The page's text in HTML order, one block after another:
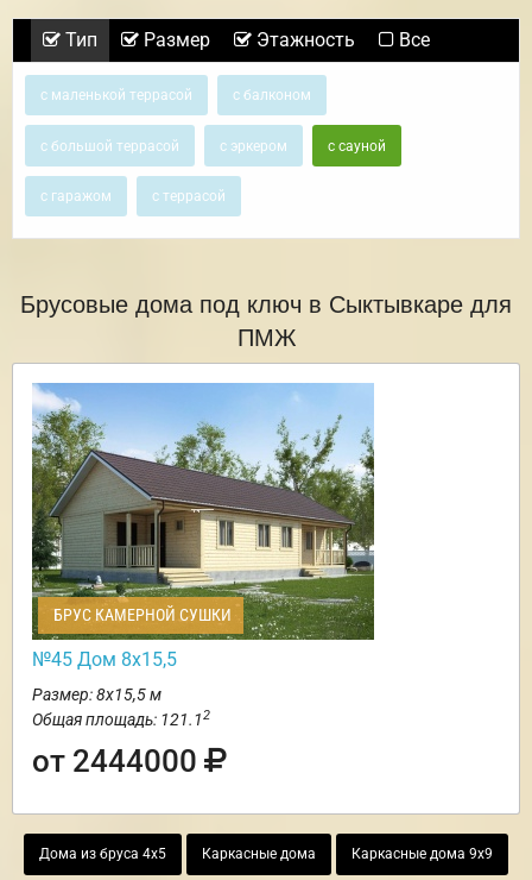
Тип Размер Этажность Все
с маленькой террасой с балконом
с большой террасой с эркером с сауной
с гаражом с террасой
Брусовые дома под ключ в Сыктывкаре для
ПМЖ
БРУС КАМЕРНОЙ СУШКИ
№45 Дом 8х15,5
Размер: 8х15,5 м
Общая площадь: 121.12
от 2444000
Дома из бруса 4х5 Каркасные дома Каркасные дома 9х9